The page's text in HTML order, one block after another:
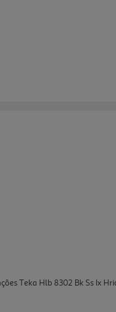
Teka Hlb 8302 Bk Ss Ix